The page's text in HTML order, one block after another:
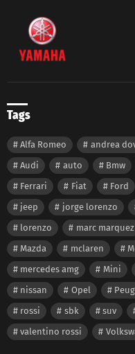
Tags
Alfa Romeo andrea
Audi
auto Bmw
Ferrari
Fiat Ford
jeep
jorge lorenzo
lorenzo
marc marquez
Mazda
mclaren
mercedes amg
Mini
nissan
Opel
rossi
sbk suv
valentino rossi